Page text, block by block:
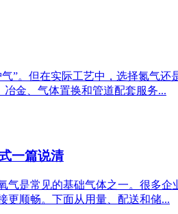
”。但在实际工艺中，选择氮气
金、气体置换和管道配套服务...
一篇说清
是常见的基础气体之一。很多
更顺畅。下面从用量、配送和储...